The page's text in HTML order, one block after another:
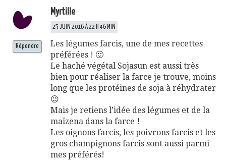
Myrtille
25 JUIN 2016 À 22 H 46 MIN
Les légumes farcis, une de mes recettes
préférées ! 🙂
Le haché végétal Sojasun est aussi très
bien pour réaliser la farce je trouve, moins
long que les protéines de soja à réhydrater
😉
Mais je retiens l’idée des légumes et de la
maïzena dans la farce !
Les oignons farcis, les poivrons farcis et les
gros champignons farcis sont aussi parmi
mes préférés!
Répondre